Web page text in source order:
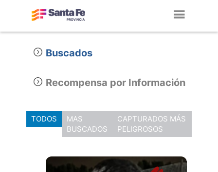
Buscados
Recompensa por Información
TODOS
MAS
BUSCADOS
CAPTURADOS MÁS
PELIGROSOS